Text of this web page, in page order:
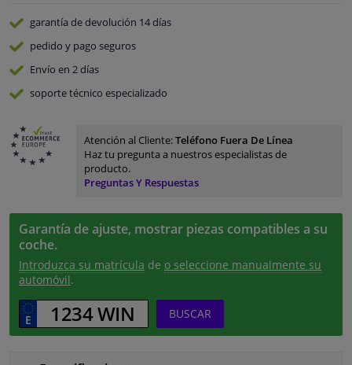
garantía de devolución 14 días
pedido y pago seguros
Envío en 2 días
soporte técnico especializado
Atención al Cliente:Teléfono Fuera De Línea
Haz tu pregunta a nuestros especialistas de
producto.
Preguntas Y Respuestas
Garantía de ajuste, mostrar piezas compatibles a su
coche.
Introduzca su matrícula de o seleccione manualmente su
automóvil.
BUSCAR